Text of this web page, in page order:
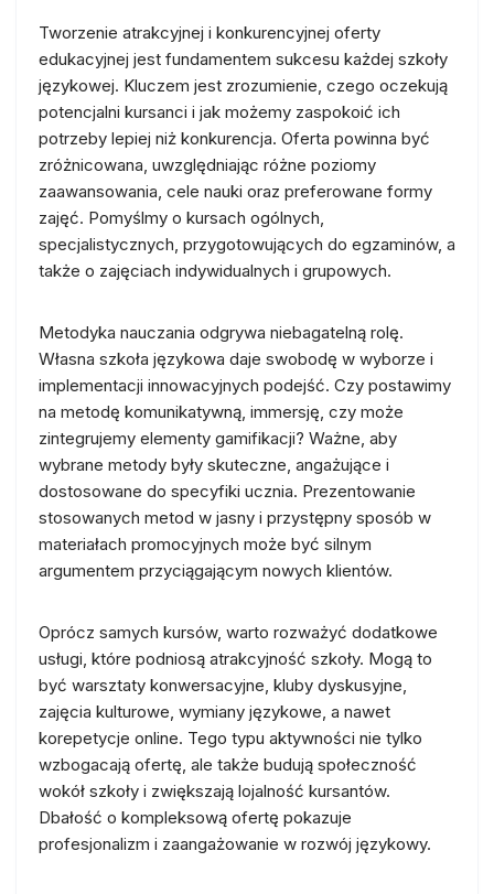
Tworzenie atrakcyjnej i konkurencyjnej oferty
edukacyjnej jest fundamentem sukcesu każdej szkoły
językowej. Kluczem jest zrozumienie, czego oczekują
potencjalni kursanci i jak możemy zaspokoić ich
potrzeby lepiej niż konkurencja. Oferta powinna być
zróżnicowana, uwzględniając różne poziomy
zaawansowania, cele nauki oraz preferowane formy
zajęć. Pomyślmy o kursach ogólnych,
specjalistycznych, przygotowujących do egzaminów, a
także o zajęciach indywidualnych i grupowych.
Metodyka nauczania odgrywa niebagatelną rolę.
Własna szkoła językowa daje swobodę w wyborze i
implementacji innowacyjnych podejść. Czy postawimy
na metodę komunikatywną, immersję, czy może
zintegrujemy elementy gamifikacji? Ważne, aby
wybrane metody były skuteczne, angażujące i
dostosowane do specyfiki ucznia. Prezentowanie
stosowanych metod w jasny i przystępny sposób w
materiałach promocyjnych może być silnym
argumentem przyciągającym nowych klientów.
Oprócz samych kursów, warto rozważyć dodatkowe
usługi, które podniosą atrakcyjność szkoły. Mogą to
być warsztaty konwersacyjne, kluby dyskusyjne,
zajęcia kulturowe, wymiany językowe, a nawet
korepetycje online. Tego typu aktywności nie tylko
wzbogacają ofertę, ale także budują społeczność
wokół szkoły i zwiększają lojalność kursantów.
Dbałość o kompleksową ofertę pokazuje
profesjonalizm i zaangażowanie w rozwój językowy.